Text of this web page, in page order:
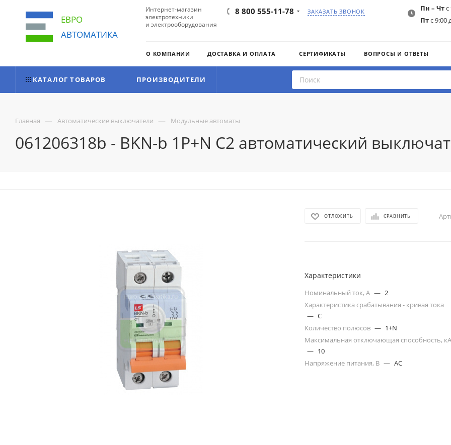
ЕВРО
АВТОМАТИКА
Интернет-магазин
электротехники
и электрооборудования
8 800 555-11-78 ЗАКАЗАТЬ ЗВОНОК Пн – Чтс
Птс 9:00
О КОМПАНИИ ДОСТАВКА И ОПЛАТА СЕРТИФИКАТЫ ВОПРОСЫ И ОТВЕТЫ
КАТАЛОГ ТОВАРОВ ПРОИЗВОДИТЕЛИ
Главная — Автоматические выключатели — Модульные автоматы
061206318b - BKN-b 1P+N C2 автоматический
ОТЛОЖИТЬ СРАВНИТЬ
Характеристики
Номинальный ток, А — 2
Характеристика срабатывания - кривая тока
— C
Количество полюсов — 1+N
Максимальная отключающая способность, кА
— 10
Напряжение питания, В — AC